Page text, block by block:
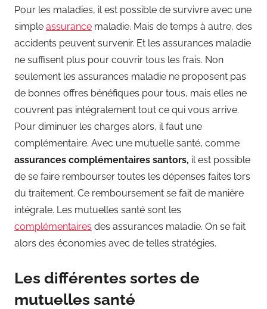
Pour les maladies, il est possible de survivre avec une
simple assurance maladie. Mais de temps à autre, des
accidents peuvent survenir. Et les assurances maladie
ne suffisent plus pour couvrir tous les frais. Non
seulement les assurances maladie ne proposent pas
de bonnes offres bénéfiques pour tous, mais elles ne
couvrent pas intégralement tout ce qui vous arrive.
Pour diminuer les charges alors, il faut une
complémentaire. Avec une mutuelle santé, comme
assurances complémentaires santors, il est possible
de se faire rembourser toutes les dépenses faites lors
du traitement. Ce remboursement se fait de manière
intégrale. Les mutuelles santé sont les
complémentaires des assurances maladie. On se fait
alors des économies avec de telles stratégies.
Les différentes sortes de
mutuelles santé